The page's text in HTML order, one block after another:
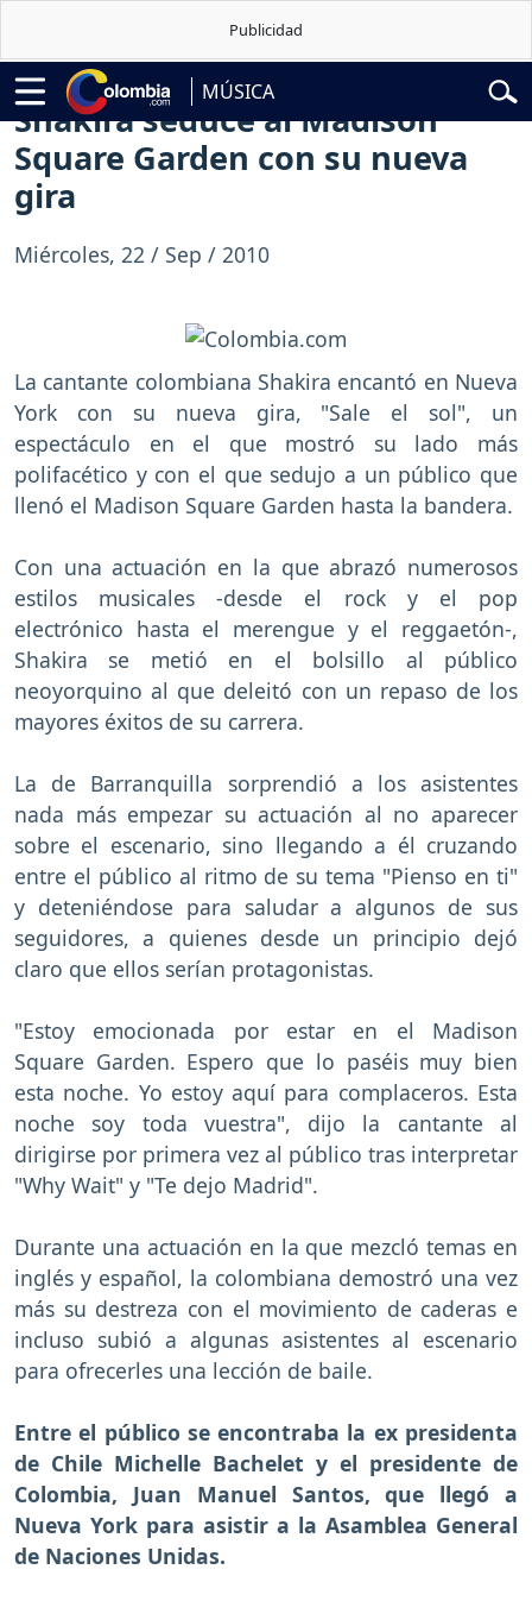
MÚSICA
de la Espriella Vuelta a Colombia
Shakira seduce al Madison
Square Garden con su nueva
gira
Miércoles, 22 / Sep / 2010
La cantante colombiana Shakira encantó en Nueva
York con su nueva gira, "Sale el sol", un
espectáculo en el que mostró su lado más
polifacético y con el que sedujo a un público que
llenó el Madison Square Garden hasta la bandera.
Con una actuación en la que abrazó numerosos
estilos musicales -desde el rock y el pop
electrónico hasta el merengue y el reggaetón-,
Shakira se metió en el bolsillo al público
neoyorquino al que deleitó con un repaso de los
mayores éxitos de su carrera.
La de Barranquilla sorprendió a los asistentes
nada más empezar su actuación al no aparecer
sobre el escenario, sino llegando a él cruzando
entre el público al ritmo de su tema "Pienso en ti"
y deteniéndose para saludar a algunos de sus
seguidores, a quienes desde un principio dejó
claro que ellos serían protagonistas.
"Estoy emocionada por estar en el Madison
Square Garden. Espero que lo paséis muy bien
esta noche. Yo estoy aquí para complaceros. Esta
noche soy toda vuestra", dijo la cantante al
dirigirse por primera vez al público tras interpretar
"Why Wait" y "Te dejo Madrid".
Durante una actuación en la que mezcló temas en
inglés y español, la colombiana demostró una vez
más su destreza con el movimiento de caderas e
incluso subió a algunas asistentes al escenario
para ofrecerles una lección de baile.
Entre el público se encontraba la ex presidenta
de Chile Michelle Bachelet y el presidente de
Colombia, Juan Manuel Santos, que llegó a
Nueva York para asistir a la Asamblea General
de Naciones Unidas.